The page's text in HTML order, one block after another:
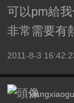
可以pm給
非常需要有
2011-8-3
xiangxiaogu